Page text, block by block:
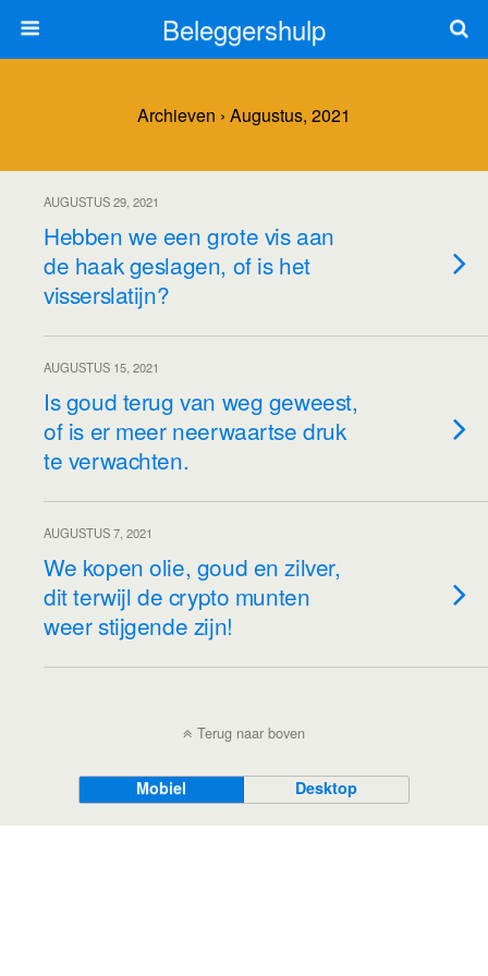
Beleggershulp
Archieven › Augustus, 2021
AUGUSTUS 29, 2021
Hebben we een grote vis aan
de haak geslagen, of is het
visserslatijn?
AUGUSTUS 15, 2021
Is goud terug van weg geweest,
of is er meer neerwaartse druk
te verwachten.
AUGUSTUS 7, 2021
We kopen olie, goud en zilver,
dit terwijl de crypto munten
weer stijgende zijn!
Terug naar boven
Mobiel Desktop